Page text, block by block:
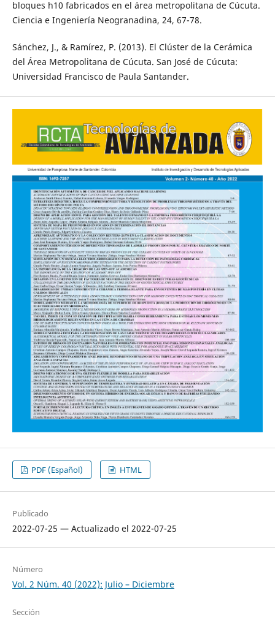
bloques h10 fabricados en el área metropolitana de Cúcuta.
Ciencia e Ingeniería Neogranadina, 24, 67-78.
Sánchez, J., & Ramírez, P. (2013). El Clúster de la Cerámica
del Área Metropolitana de Cúcuta. San José de Cúcuta:
Universidad Francisco de Paula Santander.
PDF (Español) HTML
Publicado
2022-07-25 — Actualizado el 2022-07-25
Número
Vol. 2 Núm. 40 (2022): Julio – Diciembre
Sección